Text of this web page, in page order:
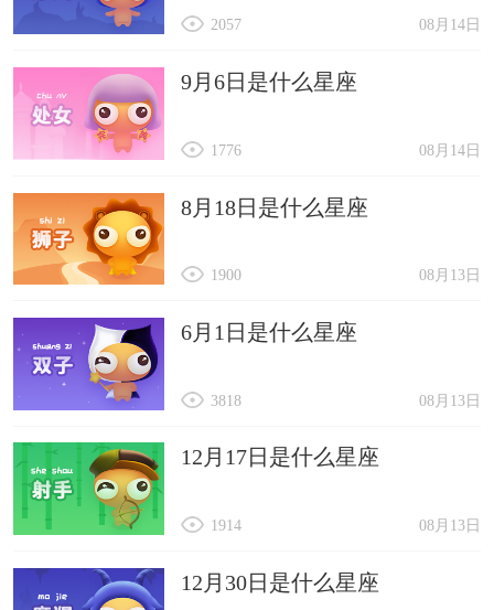
08月14日
2057
9月6日是什么星座
08月14日
1776
8月18日是什么星座
08月13日
1900
6月1日是什么星座
08月13日
3818
12月17日是什么星座
08月13日
1914
12月30日是什么星座